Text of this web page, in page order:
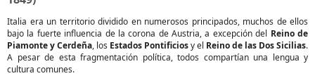
Italia era un territorio dividido en numerosos principados, muchos de ellos
bajo la fuerte influencia de la corona de Austria, a excepción del Reino de
Piamonte y Cerdeña, los Estados Pontificiosy el Reino de las Dos Sicilias.
A pesar de esta fragmentación política, todos compartían una lengua y
cultura comunes.